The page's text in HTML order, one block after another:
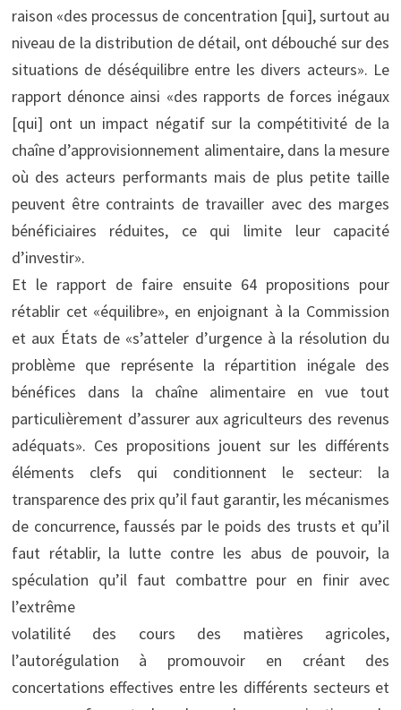
raison «des processus de concentration [qui], surtout au
niveau de la distribution de détail, ont débouché sur des
situations de déséquilibre entre les divers acteurs». Le
rapport dénonce ainsi «des rapports de forces inégaux
[qui] ont un impact négatif sur la compétitivité de la
chaîne d’approvisionnement alimentaire, dans la mesure
où des acteurs performants mais de plus petite taille
peuvent être contraints de travailler avec des marges
bénéficiaires réduites, ce qui limite leur capacité
d’investir».
Et le rapport de faire ensuite 64 propositions pour
rétablir cet «équilibre», en enjoignant à la Commission
et aux États de «s’atteler d’urgence à la résolution du
problème que représente la répartition inégale des
bénéfices dans la chaîne alimentaire en vue tout
particulièrement d’assurer aux agriculteurs des revenus
adéquats». Ces propositions jouent sur les différents
éléments clefs qui conditionnent le secteur: la
transparence des prix qu’il faut garantir, les mécanismes
de concurrence, faussés par le poids des trusts et qu’il
faut rétablir, la lutte contre les abus de pouvoir, la
spéculation qu’il faut combattre pour en finir avec
l’extrême
volatilité des cours des matières agricoles,
l’autorégulation à promouvoir en créant des
concertations effectives entre les différents secteurs et